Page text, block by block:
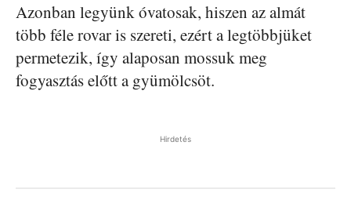
Azonban legyünk óvatosak, hiszen az almát
több féle rovar is szereti, ezért a legtöbbjüket
permetezik, így alaposan mossuk meg
fogyasztás előtt a gyümölcsöt.
Hirdetés